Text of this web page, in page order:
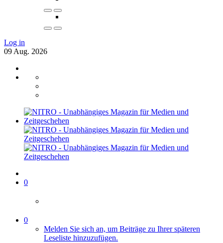
Log in
09 Aug. 2026
0
0
Melden Sie sich an, um Beiträge zu Ihrer späteren
Leseliste hinzuzufügen.